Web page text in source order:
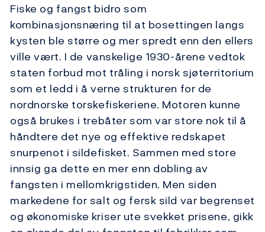
Fiske og fangst bidro som
kombinasjonsnæring til at bosettingen langs
kysten ble større og mer spredt enn den ellers
ville vært. I de vanskelige 1930-årene vedtok
staten forbud mot tråling i norsk sjøterritorium
som et ledd i å verne strukturen for de
nordnorske torskefiskeriene. Motoren kunne
også brukes i trebåter som var store nok til å
håndtere det nye og effektive redskapet
snurpenot i sildefisket. Sammen med store
innsig ga dette en mer enn dobling av
fangsten i mellomkrigstiden. Men siden
markedene for salt og fersk sild var begrenset
og økonomiske kriser ute svekket prisene, gikk